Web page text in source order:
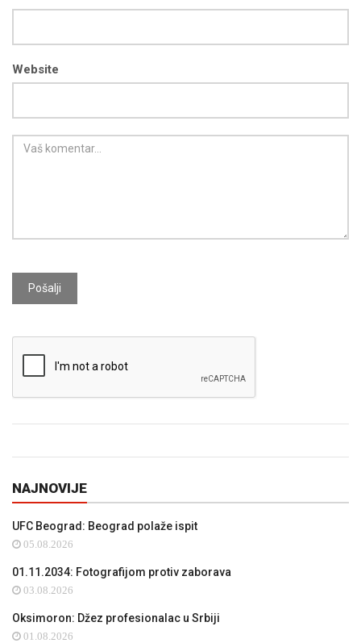
Website
Pošalji
NAJNOVIJE
UFC Beograd: Beograd polaže ispit
05.08.2026
01.11.2034: Fotografijom protiv zaborava
03.08.2026
Oksimoron: Džez profesionalac u Srbiji
01.08.2026